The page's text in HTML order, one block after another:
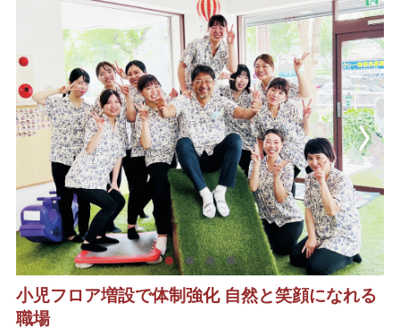
小児フロア増設で体制強化 自然と笑顔になれる
職場